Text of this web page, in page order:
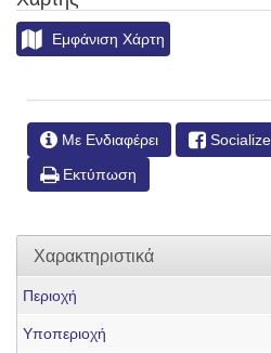
Εμφάνιση Χάρτη
Με Ενδιαφέρει
Εκτύπωση
Χαρακτηριστικά
Περιοχή
Υποπεριοχή